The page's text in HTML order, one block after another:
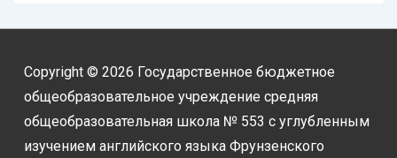
Copyright © 2026 Государственное бюджетное
общеобразовательное учреждение средняя
общеобразовательная школа № 553 с углубленным
изучением английского языка Фрунзенского